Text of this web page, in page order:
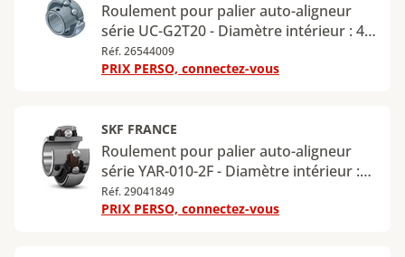
Roulement pour palier auto-aligneur
série UC-G2T20 - Diamètre intérieur : 40
mm - Diamètre extérieur : 80 mm
Réf. 26544009
PRIX PERSO, connectez-vous
SKF FRANCE
Roulement pour palier auto-aligneur
série YAR-010-2F - Diamètre intérieur :
15,875 mm - Diamètre extérieur : 40
mm
Réf. 29041849
PRIX PERSO, connectez-vous